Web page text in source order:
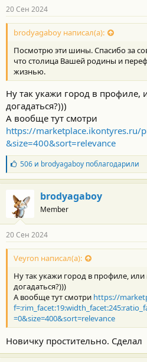
н
о
с
и
:
20 Сен 2024
brodyagaboy написал(а):
Посмотрю эти шины. Спасибо за
что столица Вашей родины и
жизнью.
Ну так укажи город в
догадаться?)))
А вообще тут смотри
https://marketplace.ikontyres.ru/
&size=400&sort=relevance
Б
л
а
о
д
а
н
о
с
и
:
506и brodyagaboyпоблагодарили
brodyagaboy
Member
20 Сен 2024
Veyron написал(а):
Ну так укажи город в профиле,
догадаться?)))
А вообще тут смотри https://
=0&size=400&sort=relevance
Новичку простительно. Сделал